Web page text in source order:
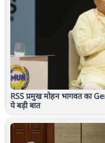
RSS प्रमुख मोहन भागवत का
ये बड़ी बात